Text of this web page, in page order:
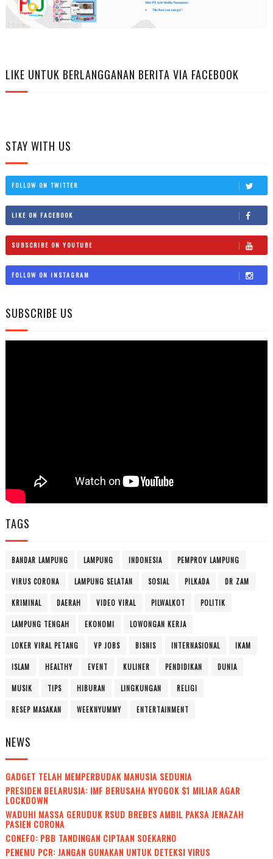
LIKE UNTUK BERLANGGANAN BERITA VIA FACEBOOK
STAY WITH US
FOLLOW ON TWITTER
LIKE ON FACEBOOK
SUBSCRIBE ON YOUTUBE
FOLLOW ON INSTAGRAM
SUBSCRIBE US
TAGS
BANDAR LAMPUNG LAMPUNG INDONESIA PEMPROV LAMPUNG
VIRUS CORONA LAMPUNG SELATAN SOSIAL PILKADA DR ZAM
KRIMINAL DAERAH VIDEO VIRAL PILWALKOT POLITIK
LAMPUNG TENGAH EKONOMI LOWONGAN KERJA
LOKER VIRAL PETANG VP JOBS BISNIS INTERNASIONAL IKAM
ISLAM HEALTHY EVENT KULINER PENDIDIKAN DUNIA
MUSIK TIPS HIBURAN LINGKUNGAN RELIGI
RESEP MASAKAN WEEKNYUMMY ENTERTAINMENT
NEWS
GADGET TELAH MEMPERBUDAK MANUSIA SEDUNIA
PRESIDEN BELARUSIA: IMF BERUSAHA NYOGOK $1 MILIAR AGAR
LOCKDOWN
WADUH! MASSA GERUDUK RSUD BREBES AMBIL PAKSA JENAZAH
PASIEN CORONA
CONEFO: PBB TANDINGAN CIPTAAN SOEKARNO
PENEMU PCR: JANGAN GUNAKAN UNTUK DETEKSI VIRUS